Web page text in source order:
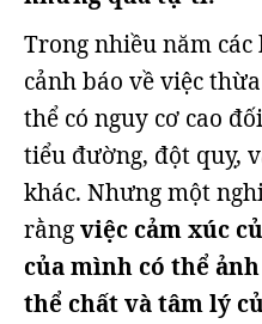
Trong nhiều năm các
cảnh báo về việc
thể có nguy cơ cao
tiểu đường, đột quỵ,
khác. Nhưng một
rằngviệc cảm xúc
của mình có thể
thể chất và tâm lý